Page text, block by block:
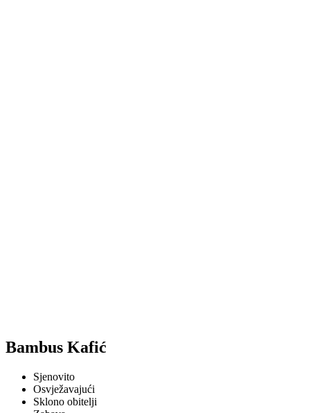
Bambus Kafić
Sjenovito
Osvježavajući
Sklono obitelji